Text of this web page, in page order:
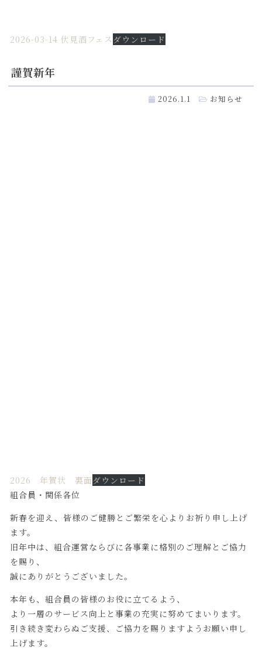
2026-03-14 伏見酒フェス ダウンロード
謹賀新年
2026.1.1 お知らせ
2026 年賀状 裏面ダウンロード
組合員・関係各位
新春を迎え、皆様のご健勝とご繁栄を心よりお祈り申し上げ
ます。
旧年中は、組合運営ならびに各事業に格別のご理解とご協力
を賜り、
誠にありがとうございました。
本年も、組合員の皆様のお役に立てるよう、
より一層のサービス向上と事業の充実に努めてまいります。
引き続き変わらぬご支援、ご協力を賜りますようお願い申し
上げます。